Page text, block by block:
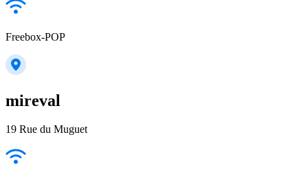
Freebox-POP
mireval
19 Rue du Muguet